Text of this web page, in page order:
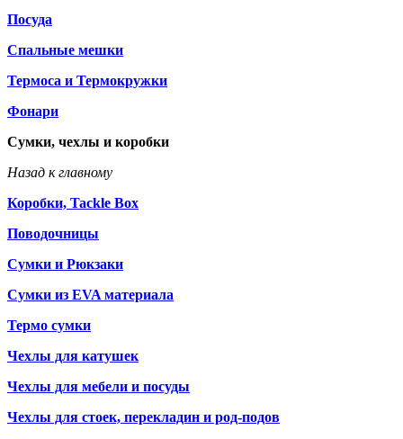
Посуда
Спальные мешки
Термоса и Термокружки
Фонари
Сумки, чехлы и коробки
Назад к главному
Коробки, Tackle Box
Поводочницы
Сумки и Рюкзаки
Сумки из EVA материала
Термо сумки
Чехлы для катушек
Чехлы для мебели и посуды
Чехлы для стоек, перекладин и род-подов